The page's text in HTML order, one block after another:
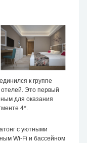
к группе
Это первый
для оказания
4*.
с уютными
Wi-Fi и бассейном